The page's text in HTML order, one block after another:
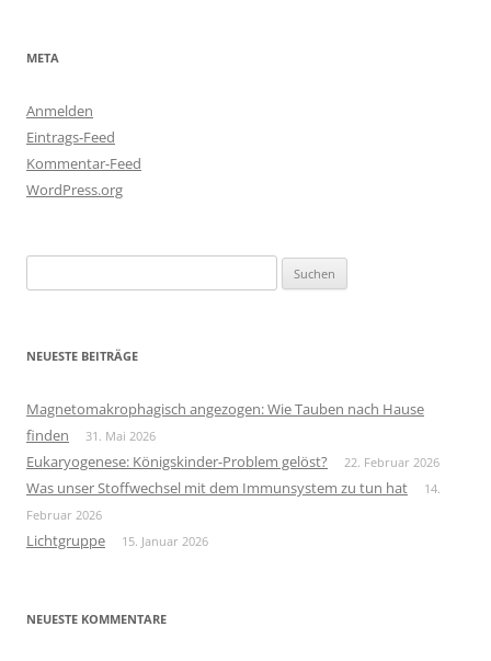
META
Anmelden
Eintrags-Feed
Kommentar-Feed
WordPress.org
nach:
NEUESTE BEITRÄGE
Magnetomakrophagisch angezogen: Wie Tauben nach Hause
finden
31. Mai 2026
Eukaryogenese: Königskinder-Problem gelöst? 22. Februar 2026
Was unser Stoffwechsel mit dem Immunsystem zu tun hat
14.
Februar 2026
Lichtgruppe 15. Januar 2026
NEUESTE KOMMENTARE